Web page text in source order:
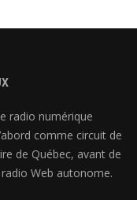
radio numérique
comme circuit de
de Québec, avant de
Web autonome.